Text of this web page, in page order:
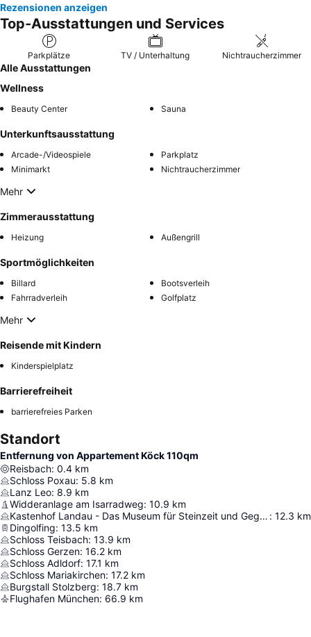
Rezensionen anzeigen
Top-Ausstattungen und Services
Parkplätze TV / Unterhaltung Nichtraucherzimmer
Alle Ausstattungen
Wellness
Beauty Center Sauna
Unterkunftsausstattung
Arcade-/Videospiele
Parkplatz
Minimarkt
Nichtraucherzimmer
Mehr
Zimmerausstattung
Heizung Außengrill
Sportmöglichkeiten
Billard
Bootsverleih
Fahrradverleih
Golfplatz
Mehr
Reisende mit Kindern
Kinderspielplatz
Barrierefreiheit
barrierefreies Parken
Standort
Entfernung von Appartement Köck 110qm
Reisbach: 0.4 km
Schloss Poxau: 5.8 km
Lanz Leo: 8.9 km
Widderanlage am Isarradweg: 10.9 km
Kastenhof Landau - Das Museum für Steinzeit und Gegenwart : 12.3 km
Dingolfing: 13.5 km
Schloss Teisbach: 13.9 km
Schloss Gerzen: 16.2 km
Schloss Adldorf: 17.1 km
Schloss Mariakirchen: 17.2 km
Burgstall Stolzberg: 18.7 km
Flughafen München: 66.9 km